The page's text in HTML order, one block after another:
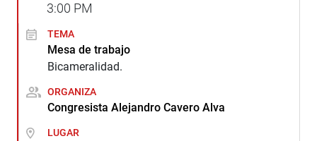
3:00 PM
TEMA
Mesa de trabajo
Bicameralidad.
ORGANIZA
Congresista Alejandro Cavero Alva
LUGAR